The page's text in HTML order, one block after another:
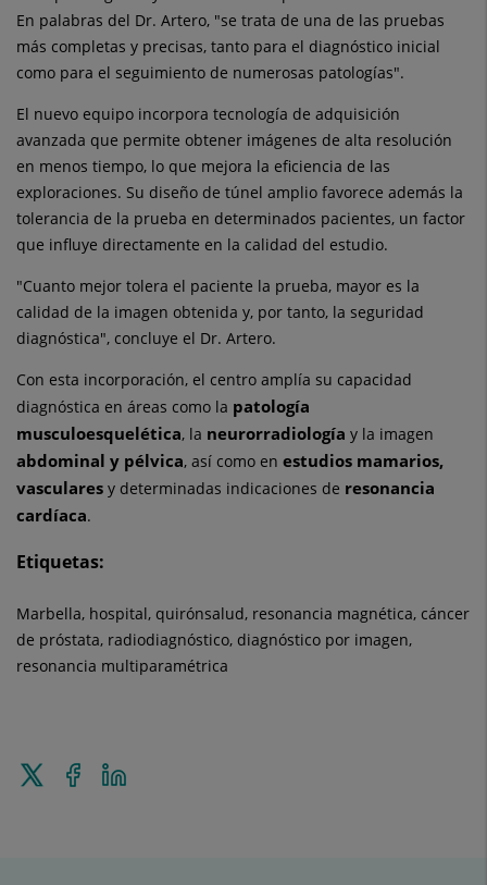
En palabras del Dr. Artero, "se trata de una de las pruebas
más completas y precisas, tanto para el diagnóstico inicial
como para el seguimiento de numerosas patologías".
El nuevo equipo incorpora tecnología de adquisición
avanzada que permite obtener imágenes de alta resolución
en menos tiempo, lo que mejora la eficiencia de las
exploraciones. Su diseño de túnel amplio favorece además la
tolerancia de la prueba en determinados pacientes, un factor
que influye directamente en la calidad del estudio.
"Cuanto mejor tolera el paciente la prueba, mayor es la
calidad de la imagen obtenida y, por tanto, la seguridad
diagnóstica", concluye el Dr. Artero.
Con esta incorporación, el centro amplía su capacidad
diagnóstica en áreas como la patología
musculoesquelética, la neurorradiología y la imagen
abdominal y pélvica, así como en estudios mamarios,
vasculares y determinadas indicaciones de resonancia
cardíaca.
Etiquetas:
Marbella, hospital, quirónsalud, resonancia magnética, cáncer
de próstata, radiodiagnóstico, diagnóstico por imagen,
resonancia multiparamétrica
Enviar
Compartir
en